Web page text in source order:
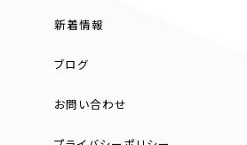
新着情報
ブログ
お問い合わせ